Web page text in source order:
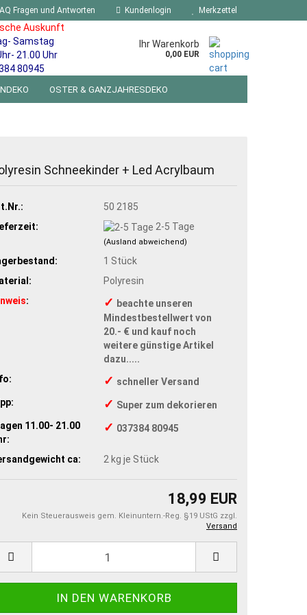
Fragen und Antworten Kundenlogin Merkzettel
Auskunft
Samstag
21.00 Uhr
80945
Ihr Warenkorb
0,00 EUR
OSTER & GANZJAHRESDEKO
Schneekinder + Led Acrylbaum
50 2185
2-5 Tage
(Ausland abweichend)
1 Stück
Polyresin
: ✓ beachte unseren
Mindestbestellwert von
20.- € und kauf noch
weitere günstige Artikel
dazu.....
✓ schneller Versand
✓ Super zum dekorieren
11.00- 21.00
✓ 037384 80945
ca: 2 kg je Stück
18,99 EUR
Kein Steuerausweis gem. Kleinuntern.-Reg. §19 UStG zzgl.
Versand